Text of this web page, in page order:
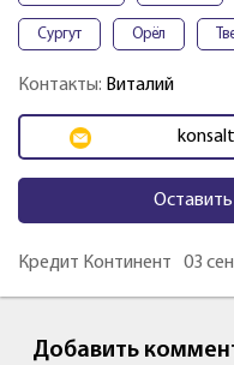
Сургут Орёл
Контакты: Виталий
Оставить
Кредит Континент 03
Добавить